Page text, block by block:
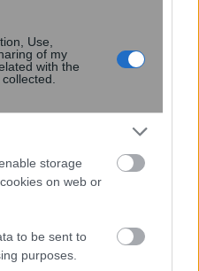
Use,
of my
with the
storage
on web or
to be sent to
purposes.